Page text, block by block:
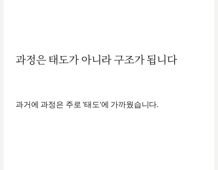
과정은 태도가 아니라 구조가 됩니다
과거에 과정은 주로 '태도'에 가까웠습니다.